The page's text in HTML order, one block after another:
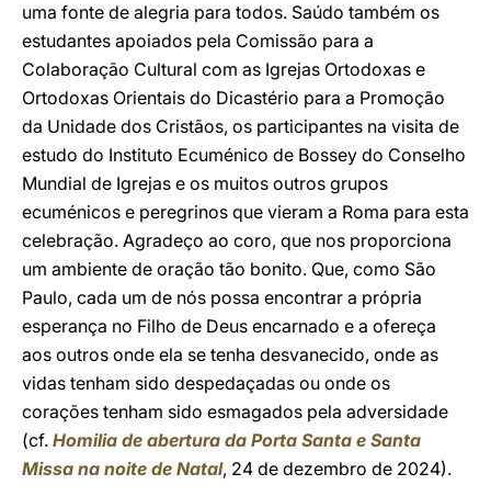
uma fonte de alegria para todos. Saúdo também os
estudantes apoiados pela Comissão para a
Colaboração Cultural com as Igrejas Ortodoxas e
Ortodoxas Orientais do Dicastério para a Promoção
da Unidade dos Cristãos, os participantes na visita de
estudo do Instituto Ecuménico de Bossey do Conselho
Mundial de Igrejas e os muitos outros grupos
ecuménicos e peregrinos que vieram a Roma para esta
celebração. Agradeço ao coro, que nos proporciona
um ambiente de oração tão bonito. Que, como São
Paulo, cada um de nós possa encontrar a própria
esperança no Filho de Deus encarnado e a ofereça
aos outros onde ela se tenha desvanecido, onde as
vidas tenham sido despedaçadas ou onde os
corações tenham sido esmagados pela adversidade
(cf. Homilia de abertura da Porta Santa e Santa
Missa na noite de Natal, 24 de dezembro de 2024).